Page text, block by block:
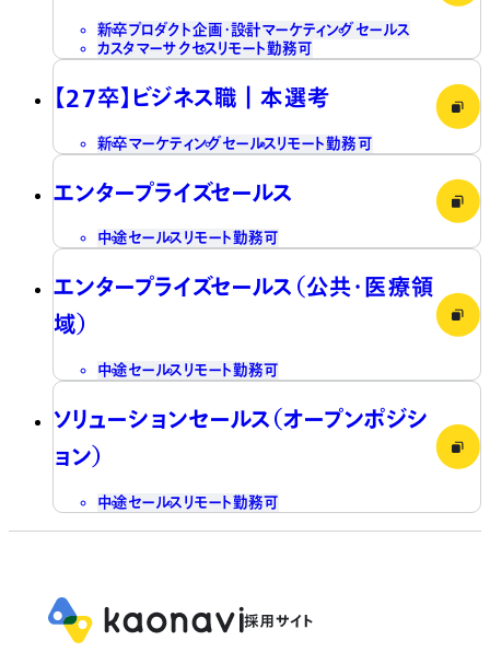
新卒プロダクト企画・設計マーケティング セールス
カスタマーサクセスリモート勤務可
【27卒】ビジネス職┃本選考
新卒マーケティングセールス リモート勤務可
エンタープライズセールス
中途セールス リモート勤務可
エンタープライズセールス（公共・医療領
域）
中途セールス リモート勤務可
ソリューションセールス（オープンポジシ
ョン）
中途セールス リモート勤務可